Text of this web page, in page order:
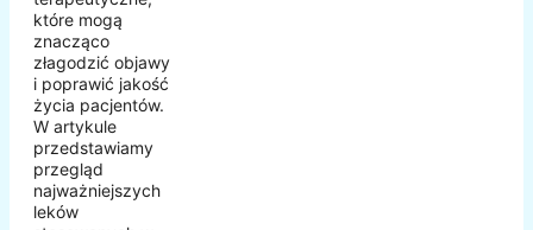
które mogą
znacząco
złagodzić objawy
i poprawić jakość
życia pacjentów.
W artykule
przedstawiamy
przegląd
najważniejszych
leków